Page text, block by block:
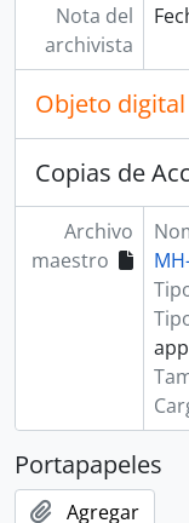
Nota del
archivista
Objeto
Copias de
Archivo
maestro
Portapapeles
Agregar